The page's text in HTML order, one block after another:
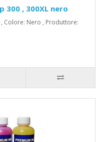
300 , 300XL nero
Colore: Nero , Produttore: